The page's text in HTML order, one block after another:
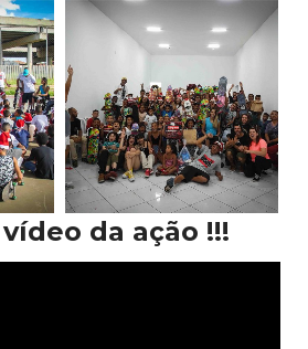
da ação !!!